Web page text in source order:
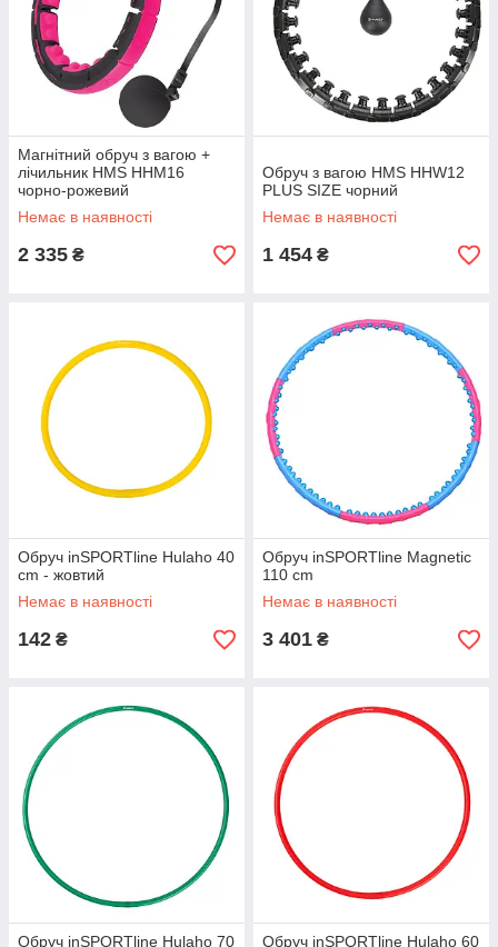
Магнітний обруч з вагою +
лічильник HMS HHM16
чорно-рожевий
Немає в наявності
2 335 ₴
Обруч з вагою HMS HHW12
PLUS SIZE чорний
Немає в наявності
1 454 ₴
Обруч inSPORTline Hulaho 40
cm - жовтий
Немає в наявності
142 ₴
Обруч inSPORTline Magnetic
110 cm
Немає в наявності
3 401 ₴
Обруч inSPORTline Hulaho 70 Обруч inSPORTline Hulaho 60